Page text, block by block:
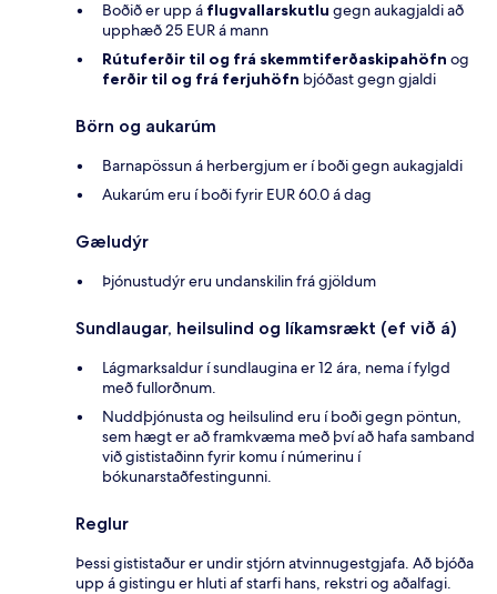
Boðið er upp á flugvallarskutlu gegn aukagjaldi að
upphæð 25 EUR á mann
Rútuferðir til og frá skemmtiferðaskipahöfn og
ferðir til og frá ferjuhöfn bjóðast gegn gjaldi
Börn og aukarúm
Barnapössun á herbergjum er í boði gegn aukagjaldi
Aukarúm eru í boði fyrir EUR 60.0 á dag
Gæludýr
Þjónustudýr eru undanskilin frá gjöldum
Sundlaugar, heilsulind og líkamsrækt (ef við á)
Lágmarksaldur í sundlaugina er 12 ára, nema í fylgd
með fullorðnum.
Nuddþjónusta og heilsulind eru í boði gegn pöntun,
sem hægt er að framkvæma með því að hafa samband
við gististaðinn fyrir komu í númerinu í
bókunarstaðfestingunni.
Reglur
Þessi gististaður er undir stjórn atvinnugestgjafa. Að bjóða
upp á gistingu er hluti af starfi hans, rekstri og aðalfagi.